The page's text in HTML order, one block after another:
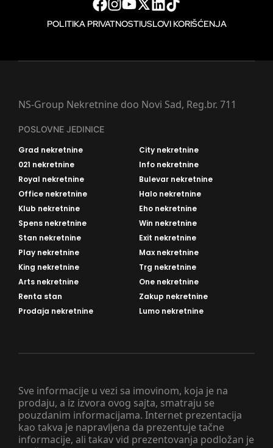
POLITIKA PRIVATNOSTIUSLOVI KORIŠĆENJA
Sve informacije u vezi sa imovinom, koja je na
prodaju, a iz izvora ovog sajta, smatraju se
pouzdanim informacijama. Internet prezentacija
kao takva je napravljena da prezentuje tačne
informacije, ali takav vid prezentovanja podložan je
NS-Group Nekretnine doo Novi Sad, Reg.br. 711
POSLOVNE JEDINICE
Grad nekretnine
City nekretnine
021 nekretnine
Info nekretnine
Royal nekretnine
Bulevar nekretnine
Office nekretnine
Halo nekretnine
Klub nekretnine
Eho nekretnine
Spens nekretnine
Win nekretnine
Stan nekretnine
Exit nekretnine
Play nekretnine
Max nekretnine
King nekretnine
Trg nekretnine
Arts nekretnine
One nekretnine
Renta stan
Zakup nekretnine
Prodaja nekretnine
Lumo nekretnine